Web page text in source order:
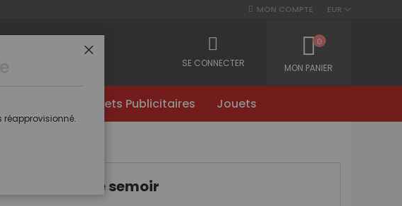
EUR
MON COMPTE
MON PANIER
0
SE CONNECTER
Objets Publicitaires Jouets
Rotoherse semoir
réapprovisionné.